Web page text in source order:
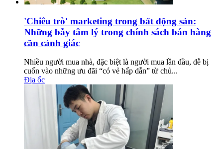
'Chiêu trò' marketing trong bất động sản:
Những bẫy tâm lý trong chính sách bán hàng
cần cảnh giác
Nhiều người mua nhà, đặc biệt là người mua lần đầu, dễ bị
cuốn vào những ưu đãi “có vẻ hấp dẫn” từ chủ...
Địa ốc